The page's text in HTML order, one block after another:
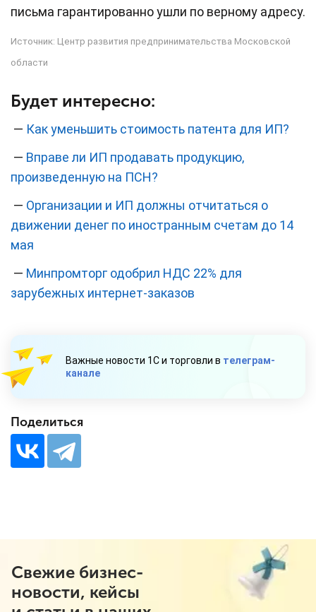
письма гарантированно ушли по верному адресу.
Источник: Центр развития предпринимательства Московской
области
Будет интересно:
— Как уменьшить стоимость патента для ИП?
— Вправе ли ИП продавать продукцию,
произведенную на ПСН?
— Организации и ИП должны отчитаться о
движении денег по иностранным счетам до 14
мая
— Минпромторг одобрил НДС 22% для
зарубежных интернет-заказов
Важные новости 1С и торговли в телеграм-
канале
Поделиться
Свежие бизнес-
новости, кейсы